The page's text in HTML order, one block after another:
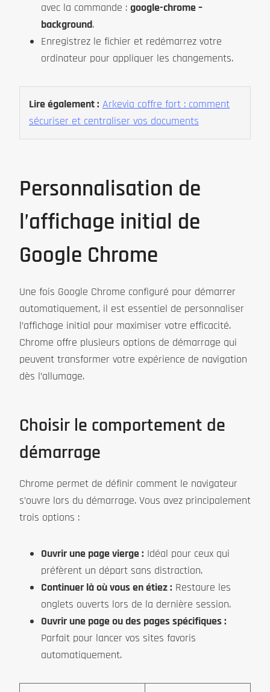
avec la commande : google-chrome –
background.
Enregistrez le fichier et redémarrez votre
ordinateur pour appliquer les changements.
Lire également : Arkevia coffre fort : comment
sécuriser et centraliser vos documents
Personnalisation de
l’affichage initial de
Google Chrome
Une fois Google Chrome configuré pour démarrer
automatiquement, il est essentiel de personnaliser
l’affichage initial pour maximiser votre efficacité.
Chrome offre plusieurs options de démarrage qui
peuvent transformer votre expérience de navigation
dès l’allumage.
Choisir le comportement de
démarrage
Chrome permet de définir comment le navigateur
s’ouvre lors du démarrage. Vous avez principalement
trois options :
Ouvrir une page vierge : Idéal pour ceux qui
préfèrent un départ sans distraction.
Continuer là où vous en étiez : Restaure les
onglets ouverts lors de la dernière session.
Ouvrir une page ou des pages spécifiques :
Parfait pour lancer vos sites favoris
automatiquement.